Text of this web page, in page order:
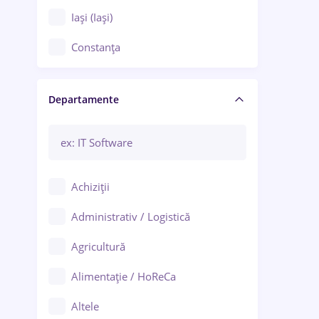
Iași (Iași)
Constanța
Brașov
Bacău
Galați (Galați)
Ploiești
Departamente
Achiziții
Administrativ / Logistică
Agricultură
Alimentație / HoReCa
Altele